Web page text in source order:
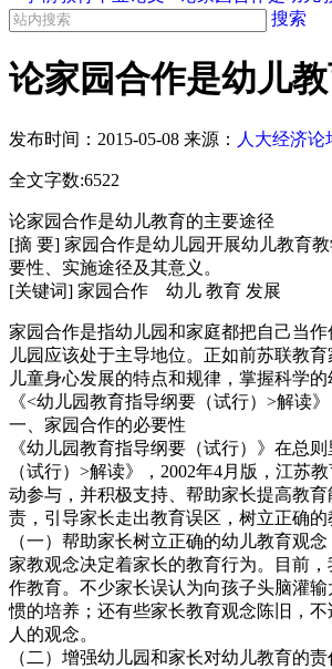
搜索
论家园合作是幼儿
发布时间： 2015-05-08 来源： 人大经济论
全文字数:6522
论家园合作是幼儿教育的主要途径
[摘 要] 家园合作是幼儿园开展幼儿教育
要性、实施途径及其意义。
[关键词] 家园合作 幼儿 教育 发展
家园合作是指幼儿园和家庭都把自己当
儿园应该处于主导地位。正如前苏联教
儿童身心发展的特点和规律，掌握科学
《<幼儿园教育指导纲要（试行）>解读
一、家园合作的必要性
《幼儿园教育指导纲要（试行）》在总
（试行）>解读》，2002年4月版，江苏
动参与，并积极支持、帮助家长提高教
责，引导家长走出教育误区，树立正确
（一）帮助家长树立正确的幼儿教育观念
家教观念决定着家长的教育行为。目前
作教育。不少家长误认为向孩子头脑灌
惯的培养；还有些家长教育观念陈旧，
人的观念。
（二）增强幼儿园和家长对幼儿教育的